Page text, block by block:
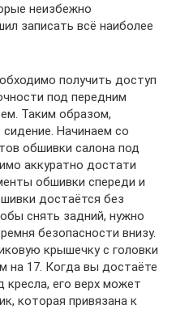
неизбежно
записать всё наиболее
получить доступ
под передним
Таким образом,
Начинаем со
обшивки салона под
аккуратно достати
обшивки спереди и
достаётся без
снять задний, нужно
безопасности внизу.
крышечку с головки
на 17. Когда вы достаёте
кресла, его верх может
которая привязана к